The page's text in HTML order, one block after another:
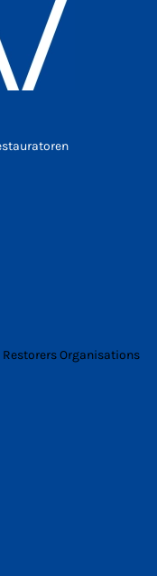
Organisations